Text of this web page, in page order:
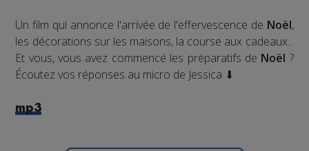
Un film qui annonce l'arrivée de l'effervescence de Noël,
les décorations sur les maisons, la course aux cadeaux...
Et vous, vous avez commencé les préparatifs de Noël ?
Écoutez vos réponses au micro de Jessica ⬇
mp3